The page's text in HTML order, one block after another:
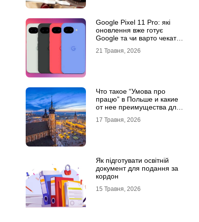
Google Pixel 11 Pro: які
оновлення вже готує
Google та чи варто чекати
21 Травня, 2026
Что такое “Умова про
працю” в Польше и какие
от нее преимущества для
17 Травня, 2026
Як підготувати освітній
документ для подання за
кордон
15 Травня, 2026